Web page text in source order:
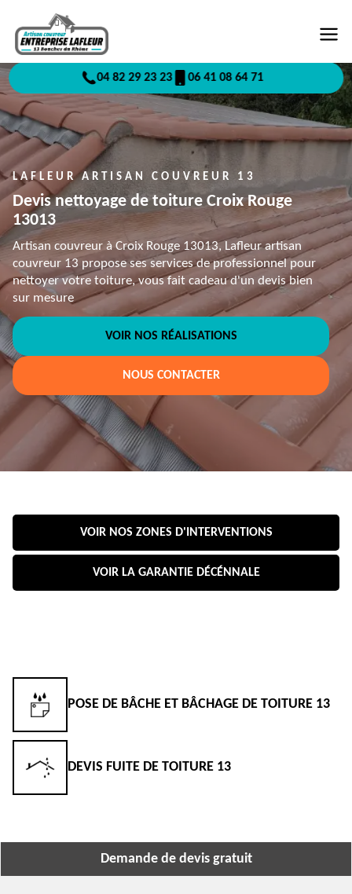
04 82 29 23 23 06 41 08 64 71
LAFLEUR ARTISAN COUVREUR 13
Devis nettoyage de toiture Croix Rouge
13013
Artisan couvreur à Croix Rouge 13013, Lafleur artisan
couvreur 13 propose ses services de professionnel pour
nettoyer votre toiture, vous fait cadeau d'un devis bien
sur mesure
VOIR NOS RÉALISATIONS
NOUS CONTACTER
VOIR NOS ZONES D'INTERVENTIONS
VOIR LA GARANTIE DÉCÉNNALE
POSE DE BÂCHE ET BÂCHAGE DE TOITURE 13
DEVIS FUITE DE TOITURE 13
Demande de devis gratuit